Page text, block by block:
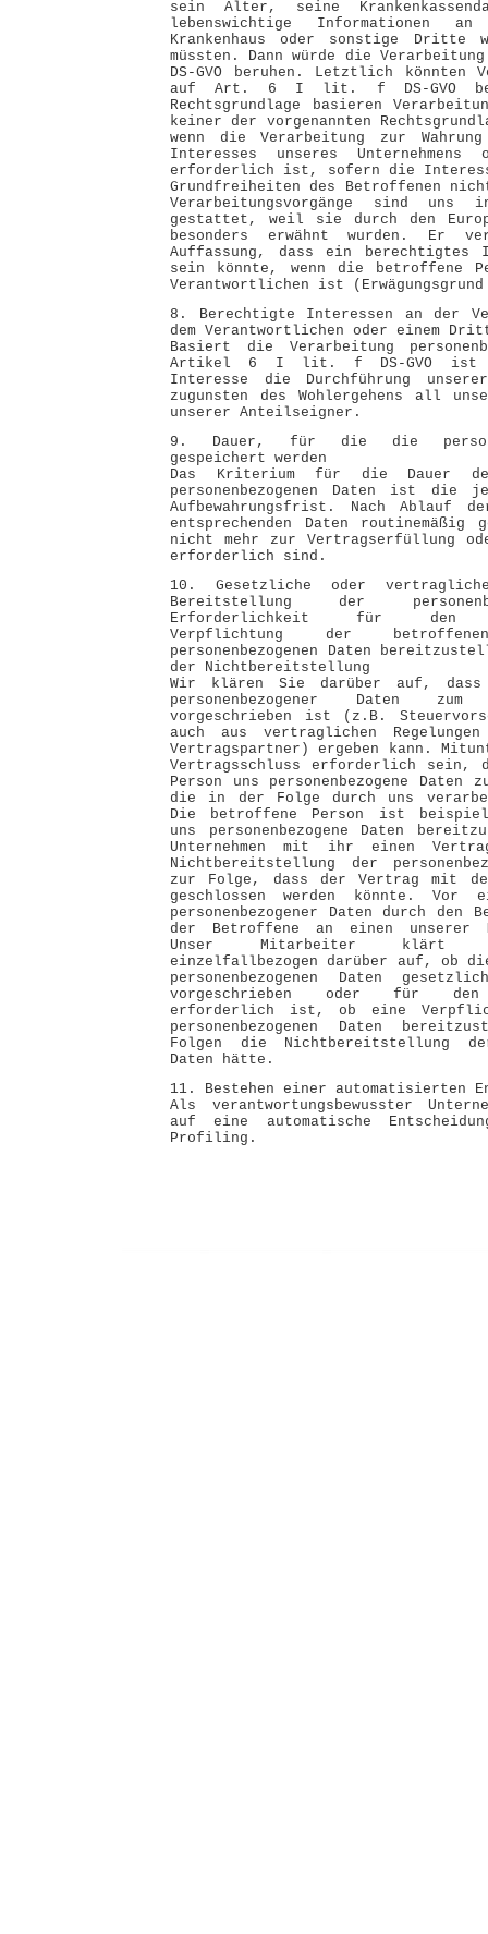
sein Alter, seine
lebenswichtige Informationen
Krankenhaus oder sonstige Dritte
müssten. Dann würde die
DS-GVO beruhen. Letztlich könnten
auf Art. 6 I lit. f DS-GVO
Rechtsgrundlage basieren
keiner der vorgenannten
wenn die Verarbeitung zur
Interesses unseres
erforderlich ist, sofern die
Grundfreiheiten des Betroffenen
Verarbeitungsvorgänge sind uns
gestattet, weil sie durch den
besonders erwähnt wurden. Er
Auffassung, dass ein berechtigtes
sein könnte, wenn die betroffene
Verantwortlichen ist (Erwägungsgrund
8. Berechtigte Interessen an der
dem Verantwortlichen oder einem
Basiert die Verarbeitung
Artikel 6 I lit. f DS-GVO ist
Interesse die Durchführung
zugunsten des Wohlergehens all
unserer Anteilseigner.
9. Dauer, für die die
gespeichert werden
Das Kriterium für die Dauer
personenbezogenen Daten ist die
Aufbewahrungsfrist. Nach Ablauf
entsprechenden Daten
nicht mehr zur Vertragserfüllung
erforderlich sind.
10. Gesetzliche oder
Bereitstellung der
Erforderlichkeit für den
Verpflichtung der
personenbezogenen Daten
der Nichtbereitstellung
Wir klären Sie darüber auf,
personenbezogener Daten
vorgeschrieben ist (z.B.
auch aus vertraglichen
Vertragspartner) ergeben kann.
Vertragsschluss erforderlich sein,
Person uns personenbezogene
die in der Folge durch uns
Die betroffene Person ist
uns personenbezogene Daten
Unternehmen mit ihr einen
Nichtbereitstellung der
zur Folge, dass der Vertrag mit
geschlossen werden könnte. Vor
personenbezogener Daten durch den
der Betroffene an einen unserer
Unser Mitarbeiter klärt
einzelfallbezogen darüber auf, ob
personenbezogenen Daten
vorgeschrieben oder für den
erforderlich ist, ob eine
personenbezogenen Daten
Folgen die Nichtbereitstellung der
Daten hätte.
11. Bestehen einer automatisierten
Als verantwortungsbewusster
auf eine automatische
Profiling.